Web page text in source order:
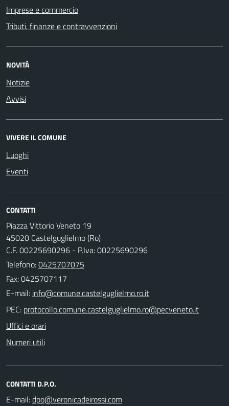
Imprese e commercio
Tributi, finanze e contravvenzioni
NOVITÀ
Notizie
Avvisi
VIVERE IL COMUNE
Luoghi
Eventi
CONTATTI
Piazza Vittorio Veneto 19
45020 Castelguglielmo (Ro)
C.F. 00225690296 - P.Iva: 00225690296
Telefono:0425707075
Fax: 0425707117
E-mail:
PEC:
Uffici e orari
Numeri utili
CONTATTI D.P.O.
E-mail: